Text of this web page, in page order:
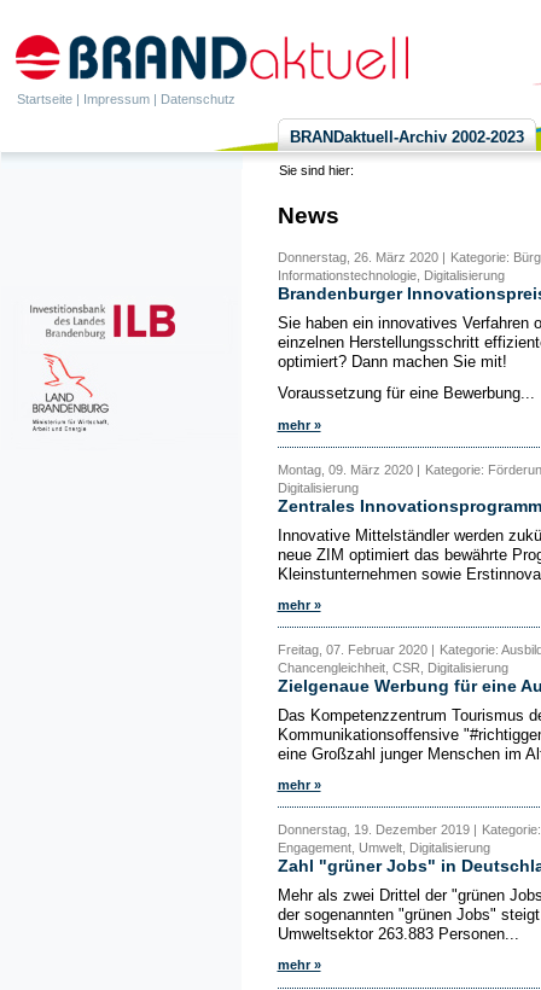
Startseite | Impressum | Datenschutz
BRANDaktuell-Archiv 2002-2023
Sie sind hier:
News
Donnerstag, 26. März 2020 |
Kategorie:
Informationstechnologie, Digitalisierung
Brandenburger
Sie haben ein innovatives Verfahren
einzelnen Herstellungsschritt
optimiert? Dann machen Sie mit!
Voraussetzung für eine Bewerbung...
mehr »
Montag, 09. März 2020 | Kategorie:
Digitalisierung
Zentrales
Innovative Mittelständler werden
neue ZIM optimiert das bewährte
Kleinstunternehmen sowie
mehr »
Freitag, 07. Februar 2020 | Kategorie:
Chancengleichheit, CSR, Digitalisierung
Zielgenaue Werbung für eine
Das Kompetenzzentrum Tourismus
Kommunikationsoffensive
eine Großzahl junger Menschen im
mehr »
Donnerstag, 19. Dezember 2019 |
Engagement, Umwelt, Digitalisierung
Zahl "grüner Jobs" in
Mehr als zwei Drittel der "grünen
der sogenannten "grünen Jobs"
Umweltsektor 263.883 Personen...
mehr »